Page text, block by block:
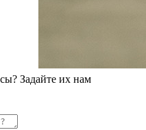
Задайте их нам